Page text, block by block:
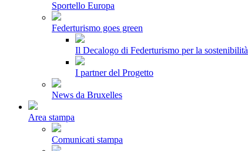
Sportello Europa
Federturismo goes green
Il Decalogo di Federturismo per la sostenibilità
I partner del Progetto
News da Bruxelles
Area stampa
Comunicati stampa